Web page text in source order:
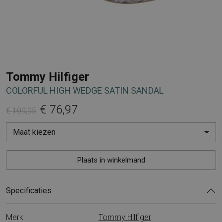
Tommy Hilfiger
COLORFUL HIGH WEDGE SATIN SANDAL
€ 109,95 € 76,97
Maat kiezen
Plaats in winkelmand
Specificaties
Merk
Tommy Hilfiger